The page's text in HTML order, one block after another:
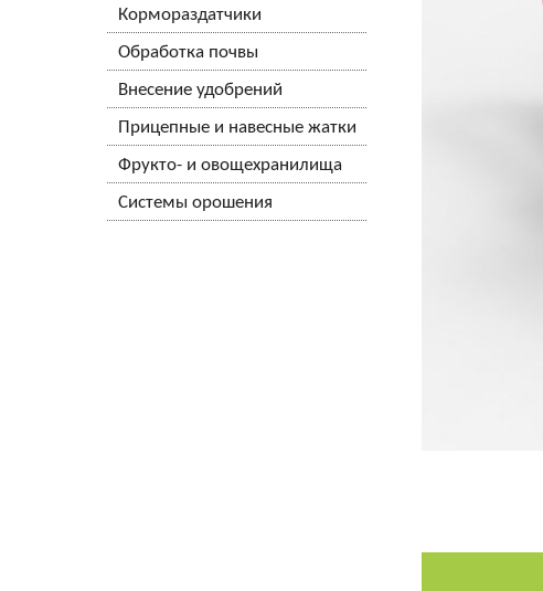
Кормораздатчики
Обработка почвы
Внесение удобрений
Прицепные и навесные жатки
Фрукто- и овощехранилища
Системы орошения